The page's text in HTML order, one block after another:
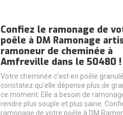
Confiez le ramonage de
poêle à DM Ramonage
ramoneur de cheminée à
Amfreville dans le 50480 !
Votre cheminée c'est en poêle
constatez qu’elle dépense plus de
ce moment. Elle a besoin de
rendre plus souple et plus saine.
ramonage de votre poêle à DM